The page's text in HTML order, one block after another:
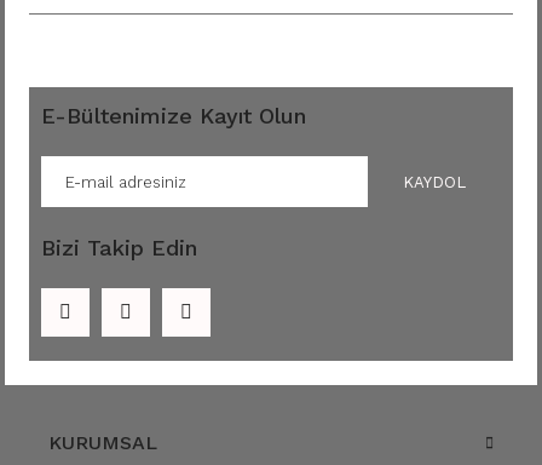
E-Bültenimize Kayıt Olun
KAYDOL
Bizi Takip Edin
KURUMSAL